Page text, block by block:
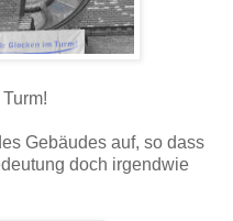
Gebäudes auf, so dass
doch irgendwie